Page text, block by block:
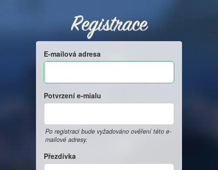
Registrace
E-mailová adresa
Potvrzení e-mialu
Po registraci bude vyžadováno ověření této e-
mailové adresy.
Přezdívka